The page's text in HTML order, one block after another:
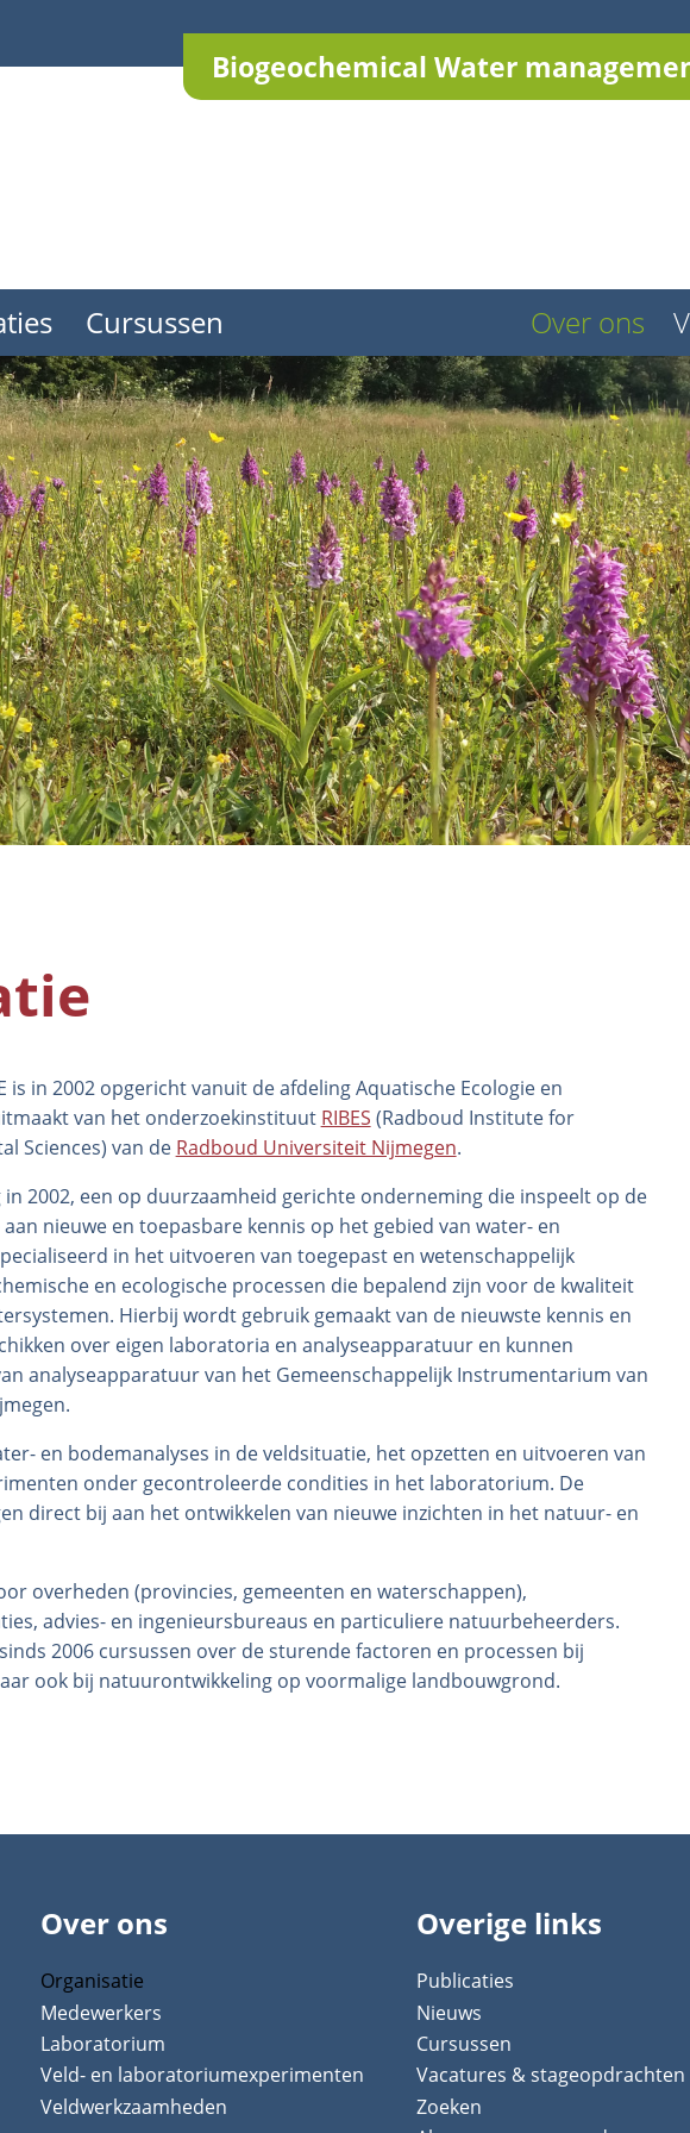
Biogeochemical Water
Cursussen Over ons
is in 2002 opgericht vanuit de afdeling Aquatische Ecologie en
van het onderzoekinstituut RIBES (Radboud Institute for
Sciences) van de Radboud Universiteit Nijmegen.
2002, een op duurzaamheid gerichte onderneming die inspeelt op de
nieuwe en toepasbare kennis op het gebied van water- en
in het uitvoeren van toegepast en wetenschappelijk
en ecologische processen die bepalend zijn voor de kwaliteit
Hierbij wordt gebruik gemaakt van de nieuwste kennis en
over eigen laboratoria en analyseapparatuur en kunnen
analyseapparatuur van het Gemeenschappelijk Instrumentarium van
en bodemanalyses in de veldsituatie, het opzetten en uitvoeren van
onder gecontroleerde condities in het laboratorium. De
direct bij aan het ontwikkelen van nieuwe inzichten in het natuur- en
overheden (provincies, gemeenten en waterschappen),
advies- en ingenieursbureaus en particuliere natuurbeheerders.
2006 cursussen over de sturende factoren en processen bij
ook bij natuurontwikkeling op voormalige landbouwgrond.
Over ons
Organisatie
Medewerkers
Laboratorium
Veld- en laboratoriumexperimenten
Veldwerkzaamheden
Overige links
Publicaties
Nieuws
Cursussen
Vacatures & stageopdrachten
Zoeken